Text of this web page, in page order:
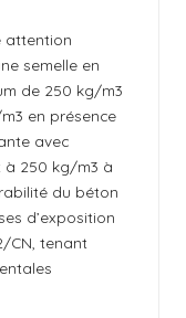
attention
semelle en
de 250 kg/m3
en présence
avec
à 250 kg/m3 à
du béton
d’exposition
CN, tenant